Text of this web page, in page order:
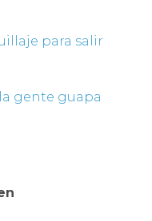
para salir
gente guapa